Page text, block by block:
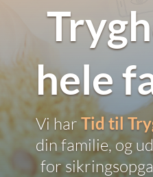
hele
Vi harTid til
din familie, og
for